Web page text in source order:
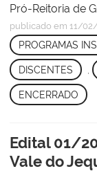
Pró-Reitoria de
publicado em 11/
PROGRAMAS
DISCENTES
ENCERRADO
Edital 01/
Vale do